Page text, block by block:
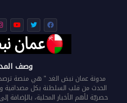
وصف
مدونة عمان نبض الغد " هي منصة ترصد
الحدث من قلب السلطنة بكل مصداقية
حصريّة لأهم الأخبار المحلية،